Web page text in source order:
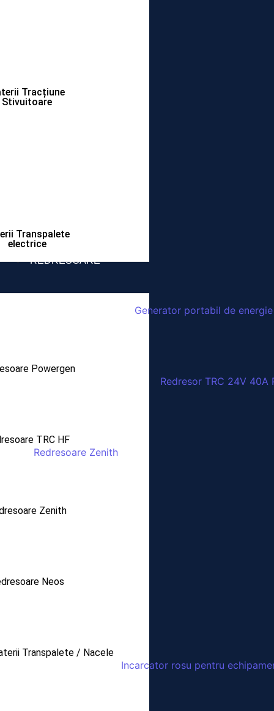
Tracțiune
Stivuitoare
Transpalete
electrice
REDRESOARE
Powergen
TRC HF
Zenith
Neos
Transpalete / Nacele